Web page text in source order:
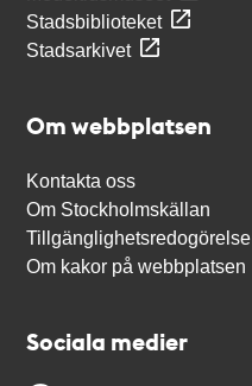
Stadsbiblioteket
Stadsarkivet
Om webbplatsen
Kontakta oss
Om Stockholmskällan
Tillgänglighetsredogörelse
Om kakor på webbplatsen
Sociala medier